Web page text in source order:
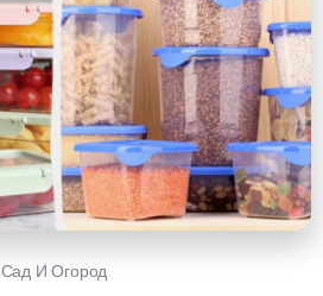
Сад И Огород